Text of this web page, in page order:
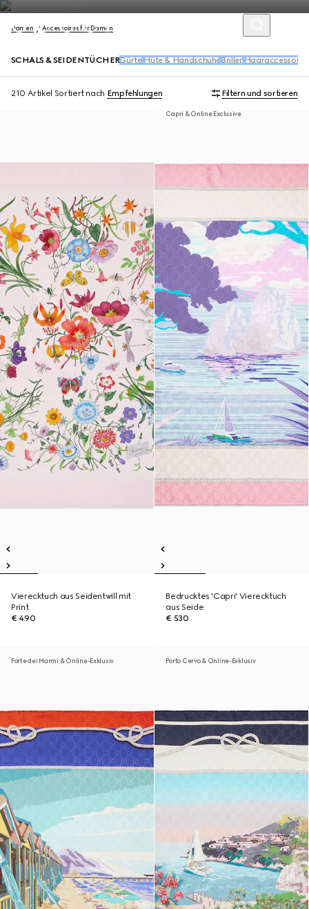
Damen Accessoires für Damen
SCHALS & SEIDENTÜCHERGürtel Hüte & Handschuhe Brillen
210 Artikel Sortiert nach Empfehlungen Filtern und sortieren
Vierecktuch aus Seidentwill mit
Print
€ 490
Capri & Online Exclusive
Bedrucktes 'Capri' Vierecktuch
aus Seide
€ 530
Forte dei Marmi & Online-Exklusiv Porto Cervo & Online-Exklusiv